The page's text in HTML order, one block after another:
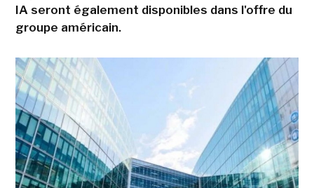
IA seront également disponibles dans l'offre du
groupe américain.